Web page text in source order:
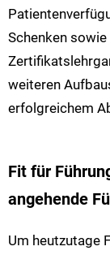
Schenken
weiteren
erfolgreichem
Fit für
angehende
Um heutzutage